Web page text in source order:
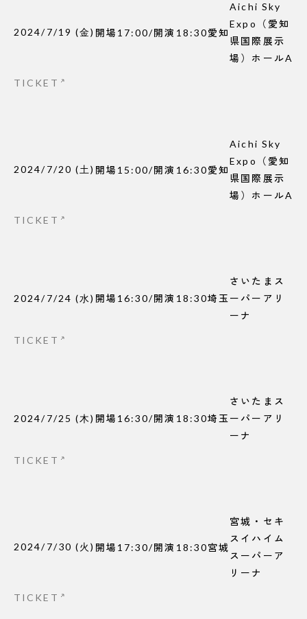
2024/7/19 (金) 開場 17:00/開演 18:30愛知
Aichi Sky
Expo（愛知
県国際展示
場）ホールA
TICKET
2024/7/20 (土) 開場 15:00/開演 16:30愛知
Aichi Sky
Expo（愛知
県国際展示
場）ホールA
TICKET
2024/7/24 (水) 開場 16:30/開演 18:30埼玉
さいたまス
ーパーアリ
ーナ
TICKET
2024/7/25 (木) 開場 16:30/開演 18:30埼玉
さいたまス
ーパーアリ
ーナ
TICKET
2024/7/30 (火) 開場 17:30/開演 18:30宮城
宮城・セキ
スイハイム
スーパーア
リーナ
TICKET